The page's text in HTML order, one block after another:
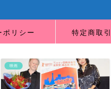
ポリシー 特定商取
映画